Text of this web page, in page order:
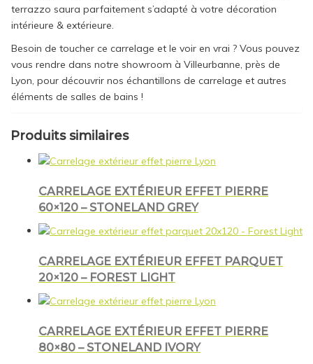
terrazzo saura parfaitement s’adapté à votre décoration
intérieure & extérieure.
Besoin de toucher ce carrelage et le voir en vrai ? Vous pouvez
vous rendre dans notre showroom à Villeurbanne, près de
Lyon, pour découvrir nos échantillons de carrelage et autres
éléments de salles de bains !
Produits similaires
CARRELAGE EXTÉRIEUR EFFET PIERRE
60×120 – STONELAND GREY
CARRELAGE EXTÉRIEUR EFFET PARQUET
20×120 – FOREST LIGHT
CARRELAGE EXTÉRIEUR EFFET PIERRE
80×80 – STONELAND IVORY